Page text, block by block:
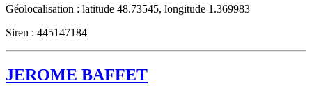
Géolocalisation : latitude 48.73545, longitude 1.369983
Siren : 445147184
JEROME BAFFET